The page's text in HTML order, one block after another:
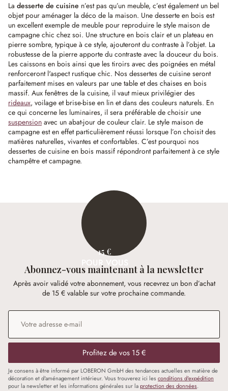
La desserte de cuisine n’est pas qu’un meuble, c’est également un bel
objet pour aménager la déco de la maison. Une desserte en bois est
un excellent exemple de meuble pour reproduire le style maison de
campagne chic chez soi. Une structure en bois clair et un plateau en
pierre sombre, typique à ce style, ajouteront du contraste à l’objet. La
robustesse de la pierre apporte du contraste avec la douceur du bois.
Les caissons en bois ainsi que les tiroirs avec des poignées en métal
renforceront l'aspect rustique chic. Nos dessertes de cuisine seront
parfaitement mises en valeurs par une table et des chaises en bois
massif. Aux fenêtres de la cuisine, il vaut mieux privilégier des
rideaux, voilage et brise-bise en lin et dans des couleurs naturels. En
ce qui concerne les luminaires, il sera préférable de choisir une
suspension avec un abat-jour de couleur clair. Le style maison de
campagne est en effet particulièrement réussi lorsque l’on choisit des
matières naturelles, vivantes et confortables. C’est pourquoi nos
dessertes de cuisine en bois massif répondront parfaitement à ce style
champêtre et campagne.
15 €
POUR VOUS
Abonnez-vous maintenant à la newsletter
Après avoir validé votre abonnement, vous recevrez un bon d’achat
de 15 € valable sur votre prochaine commande.
Adresse e-mail
Profitez de vos 15 €
Je consens à être informé par LOBERON GmbH des tendances actuelles en matière de
décoration et d'aménagement intérieur. Vous trouverez ici les conditions d'expédition
pour la newsletter et les informations générales sur laprotection des données.